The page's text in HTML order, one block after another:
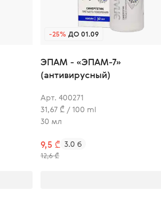
-25% ДО 01.09
ЭПАМ - «ЭПАМ-7»
(антивирусный)
Арт. 400271
31,67 ₾ / 100 ml
30 мл
9,5 ₾
12,6 ₾
3.0 б